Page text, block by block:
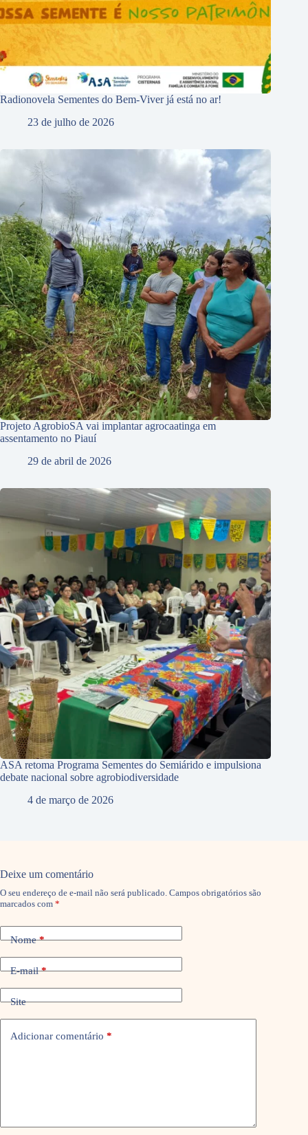
Radionovela Sementes do Bem-Viver já está no ar!
23 de julho de 2026
Projeto AgrobioSA vai implantar agrocaatinga em
assentamento no Piauí
29 de abril de 2026
ASA retoma Programa Sementes do Semiárido e impulsiona
debate nacional sobre agrobiodiversidade
4 de março de 2026
Deixe um comentário
O seu endereço de e-mail não será publicado. Campos obrigatórios são
marcados com *
Nome*
E-mail*
Site
Adicionar comentário *